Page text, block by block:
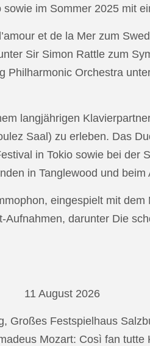
im Sommer 2025 mit
et de la Mer zum
Sir Simon Rattle zum
Philharmonic Orchestra
langjährigen
Saal) zu erleben. Das
in Tokio sowie bei
in Tanglewood und
eingespielt mit
darunter Die
11 August 2026
Großes Festspielhaus
Mozart: Così fan tutte